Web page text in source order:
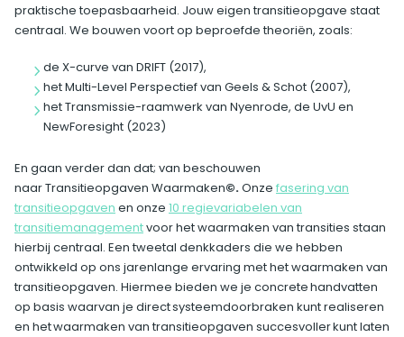
praktische toepasbaarheid. Jouw eigen transitieopgave staat
centraal. We bouwen voort op beproefde theoriën, zoals:
de X-curve van DRIFT (2017),
het Multi-Level Perspectief van Geels & Schot (2007),
het Transmissie-raamwerk van Nyenrode, de UvU en
NewForesight (2023)
En gaan verder dan dat; van beschouwen
naar Transitieopgaven Waarmaken©.Onze fasering van
transitieopgaven en onze 10 regievariabelen van
transitiemanagementvoor het waarmaken van transities staan
hierbij centraal.​ Een tweetal denkkaders die we hebben
ontwikkeld op ons jarenlange ervaring met het waarmaken van
transitieopgaven. Hiermee bieden we je concrete handvatten
op basis waarvan je direct systeemdoorbraken kunt realiseren
en het waarmaken van transitieopgaven succesvoller kunt laten